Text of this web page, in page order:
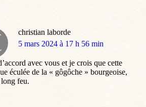
christian laborde
dit
5 mars 2024 à 17 h 56 min
avec vous et je crois que cette
éculée de la « gôgôche » bourgeoise,
feu.